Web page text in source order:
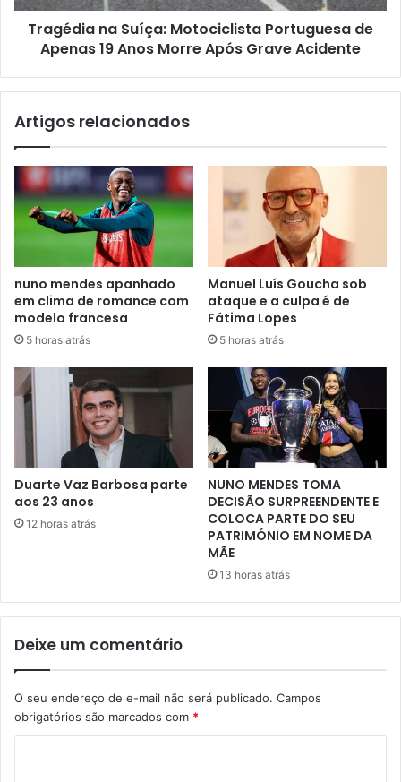
Tragédia na Suíça: Motociclista Portuguesa de
Apenas 19 Anos Morre Após Grave Acidente
Artigos relacionados
nuno mendes apanhado
em clima de romance com
modelo francesa
5 horas atrás
Manuel Luís Goucha sob
ataque e a culpa é de
Fátima Lopes
5 horas atrás
Duarte Vaz Barbosa parte
aos 23 anos
12 horas atrás
NUNO MENDES TOMA
DECISÃO SURPREENDENTE E
COLOCA PARTE DO SEU
PATRIMÓNIO EM NOME DA
MÃE
13 horas atrás
Deixe um comentário
O seu endereço de e-mail não será publicado. Campos
obrigatórios são marcados com *